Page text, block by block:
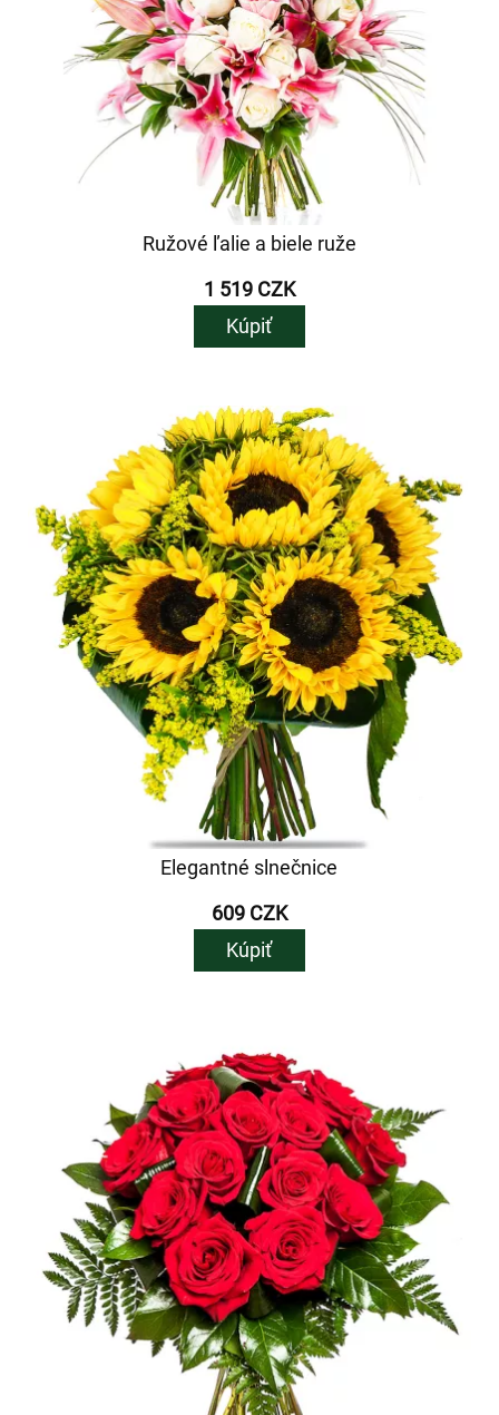
Ružové ľalie a biele ruže
1 519 CZK
Kúpiť
Elegantné slnečnice
609 CZK
Kúpiť